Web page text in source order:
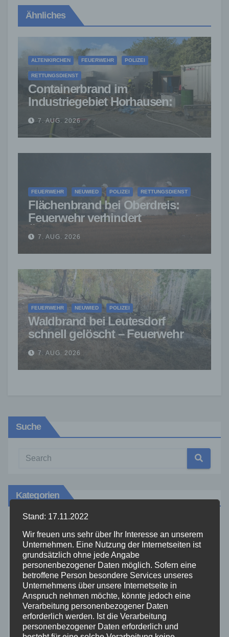
Ähnliches
ALTENKIRCHEN FEUERWEHR POLIZEI
RETTUNGSDIENST
Containerbrand im
Industriegebiet Horhausen:
Feuerwehr verhindert weitere
Ausbreitung
7. AUG. 2026
FEUERWEHR NEUWIED POLIZEI RETTUNGSDIENST
Flächenbrand bei Oberdreis:
Feuerwehr verhindert
Übergreifen auf Waldgebiet
7. AUG. 2026
FEUERWEHR NEUWIED POLIZEI
Waldbrand bei Leutesdorf
schnell gelöscht – Feuerwehr
warnt vor erhöhter Brandgefahr
7. AUG. 2026
Suche
Kategorien
Allgemein
Altenkirchen
Bundespolizei
Stand: 17.11.2022
Wir freuen uns sehr über Ihr Interesse an unserem
Unternehmen. Eine Nutzung der Internetseiten ist
grundsätzlich ohne jede Angabe
personenbezogener Daten möglich. Sofern eine
betroffene Person besondere Services unseres
Unternehmens über unsere Internetseite in
Anspruch nehmen möchte, könnte jedoch eine
Verarbeitung personenbezogener Daten
erforderlich werden. Ist die Verarbeitung
personenbezogener Daten erforderlich und